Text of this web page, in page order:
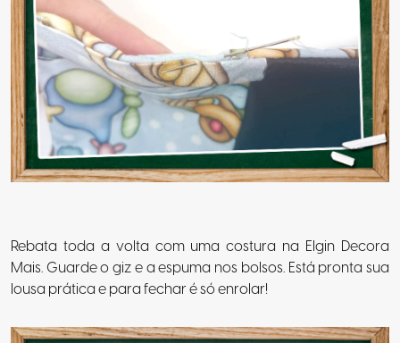
Rebata toda a volta com uma costura na Elgin Decora
Mais. Guarde o giz e a espuma nos bolsos. Está pronta sua
lousa prática e para fechar é só enrolar!